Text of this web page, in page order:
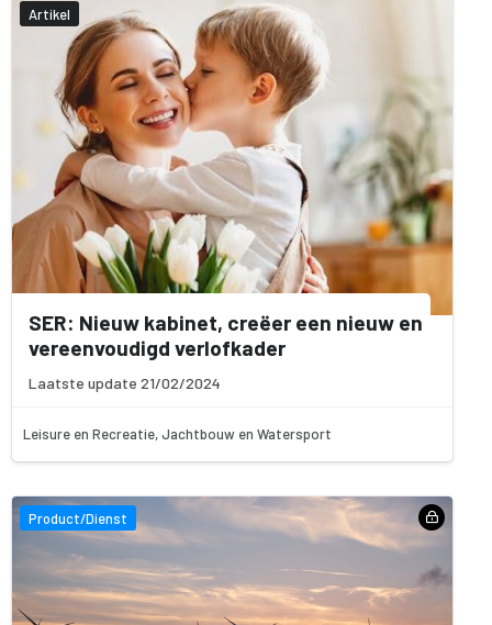
Artikel
SER: Nieuw kabinet, creëer een nieuw en
vereenvoudigd verlofkader
Laatste update 21/02/2024
Leisure en Recreatie, Jachtbouw en Watersport
Product/Dienst